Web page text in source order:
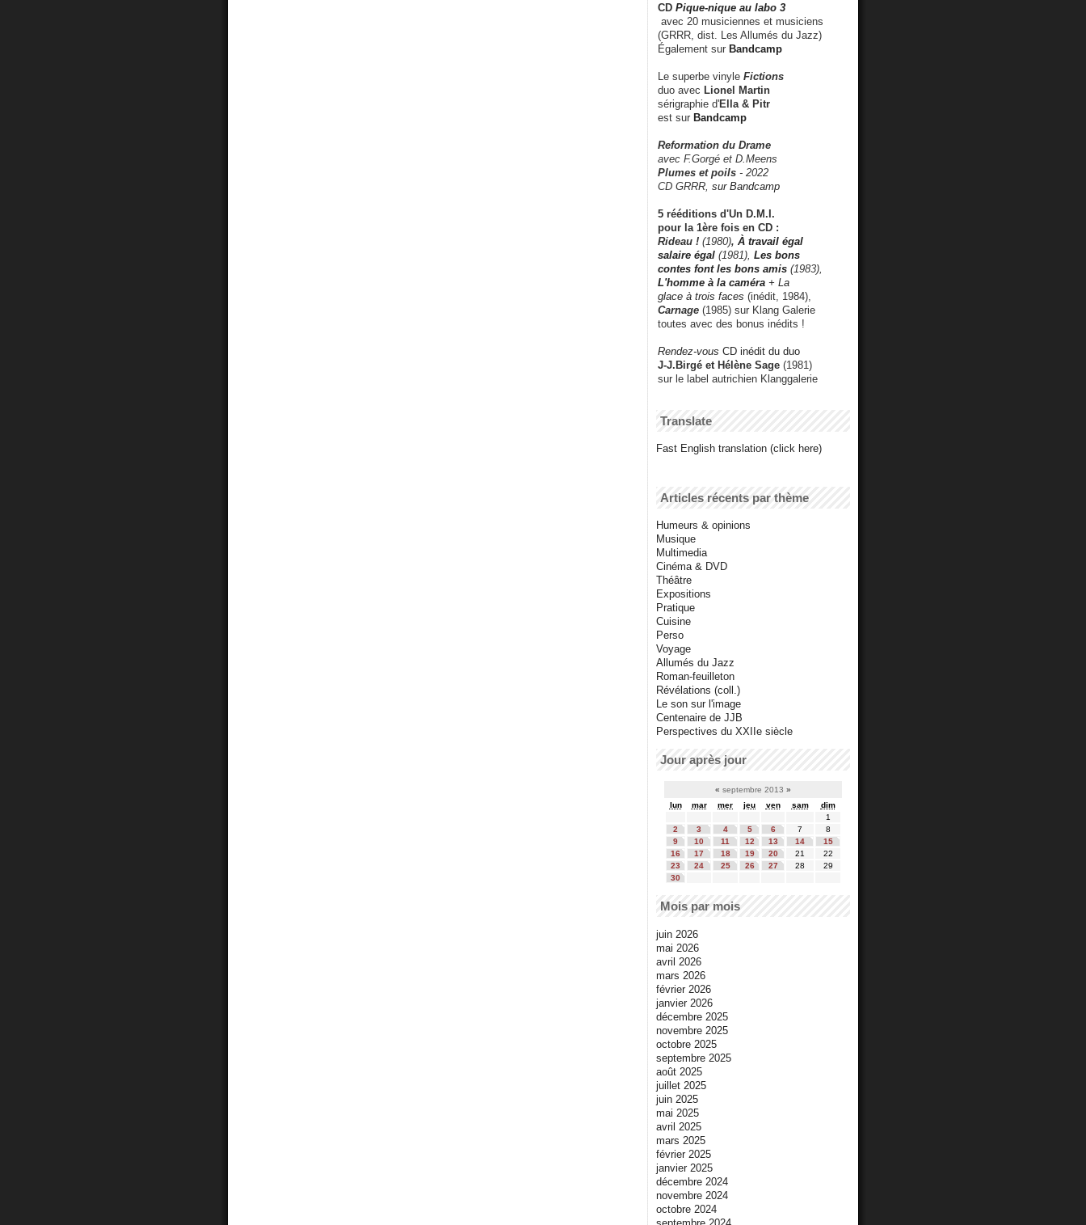
CD Pique-nique au labo 3
avec 20 musiciennes et musiciens
(GRRR, dist. Les Allumés du Jazz)
Également sur Bandcamp
Le superbe vinyle Fictions
duo avec Lionel Martin
sérigraphie d'Ella & Pitr
est sur Bandcamp
Reformation du Drame
avec F.Gorgé et D.Meens
Plumes et poils - 2022
CD GRRR, sur Bandcamp
5 rééditions d'Un D.M.I.
pour la 1ère fois en CD :
Rideau ! (1980), À travail égal
salaire égal (1981), Les bons
contes font les bons amis (1983),
L'homme à la caméra + La
glace à trois faces (inédit, 1984),
Carnage (1985) sur Klang Galerie
toutes avec des bonus inédits !
Rendez-vous CD inédit du duo
J-J.Birgé et Hélène Sage (1981)
sur le label autrichien Klanggalerie
Translate
Fast English translation (click here)
Articles récents par thème
Humeurs & opinions
Musique
Multimedia
Cinéma & DVD
Théâtre
Expositions
Pratique
Cuisine
Perso
Voyage
Allumés du Jazz
Roman-feuilleton
Révélations (coll.)
Le son sur l'image
Centenaire de JJB
Perspectives du XXIIe siècle
Jour après jour
« septembre 2013 »
lun
mar mer jeu ven sam
dim
1
2
3 4 5 6 7
8
9
10 11 12 13 14
15
16
17 18 19 20 21
22
23
24 25 26 27 28
29
30
Mois par mois
juin 2026
mai 2026
avril 2026
mars 2026
février 2026
janvier 2026
décembre 2025
novembre 2025
octobre 2025
septembre 2025
août 2025
juillet 2025
juin 2025
mai 2025
avril 2025
mars 2025
février 2025
janvier 2025
décembre 2024
novembre 2024
octobre 2024